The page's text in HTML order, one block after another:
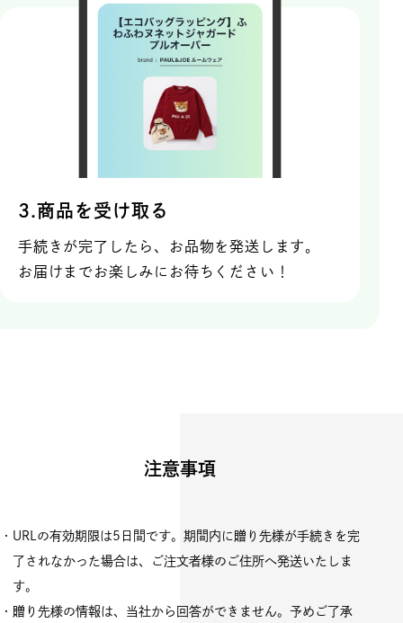
3.商品を受け取る
手続きが完了したら、お品物を発送します。
お届けまでお楽しみにお待ちください！
注意事項
・URLの有効期限は5日間です。期間内に贈り先様が手続きを完
了されなかった場合は、ご注文者様のご住所へ発送いたしま
す。
・贈り先様の情報は、当社から回答ができません。予めご了承